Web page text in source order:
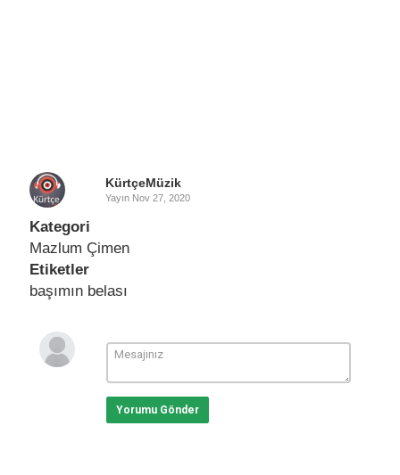
KürtçeMüzik
Yayın Nov 27, 2020
Kategori
Mazlum Çimen
Etiketler
başımın belası
Yorumu Gönder